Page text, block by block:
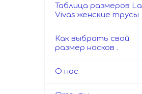
Таблица размеров La
Vivas женские трусы
Как выбрать свой
размер носков .
О нас